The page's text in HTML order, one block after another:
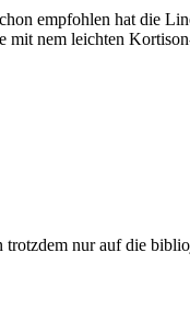
empfohlen hat die
mit nem leichten
trotzdem nur auf die